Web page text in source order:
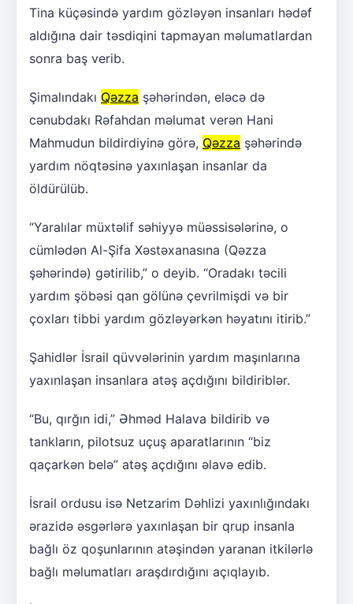
Tina küçəsində yardım gözləyən insanları hədəf
aldığına dair təsdiqini tapmayan məlumatlardan
sonra baş verib.
Şimalındakı Qəzza şəhərindən, eləcə də
cənubdakı Rəfahdan məlumat verən Hani
Mahmudun bildirdiyinə görə, Qəzza şəhərində
yardım nöqtəsinə yaxınlaşan insanlar da
öldürülüb.
“Yaralılar müxtəlif səhiyyə müəssisələrinə, o
cümlədən Al-Şifa Xəstəxanasına (Qəzza
şəhərində) gətirilib,” o deyib. “Oradakı təcili
yardım şöbəsi qan gölünə çevrilmişdi və bir
çoxları tibbi yardım gözləyərkən həyatını itirib.”
Şahidlər İsrail qüvvələrinin yardım maşınlarına
yaxınlaşan insanlara atəş açdığını bildiriblər.
“Bu, qırğın idi,” Əhməd Halava bildirib və
tankların, pilotsuz uçuş aparatlarının “biz
qaçarkən belə” atəş açdığını əlavə edib.
İsrail ordusu isə Netzarim Dəhlizi yaxınlığındakı
ərazidə əsgərlərə yaxınlaşan bir qrup insanla
bağlı öz qoşunlarının atəşindən yaranan itkilərlə
bağlı məlumatları araşdırdığını açıqlayıb.